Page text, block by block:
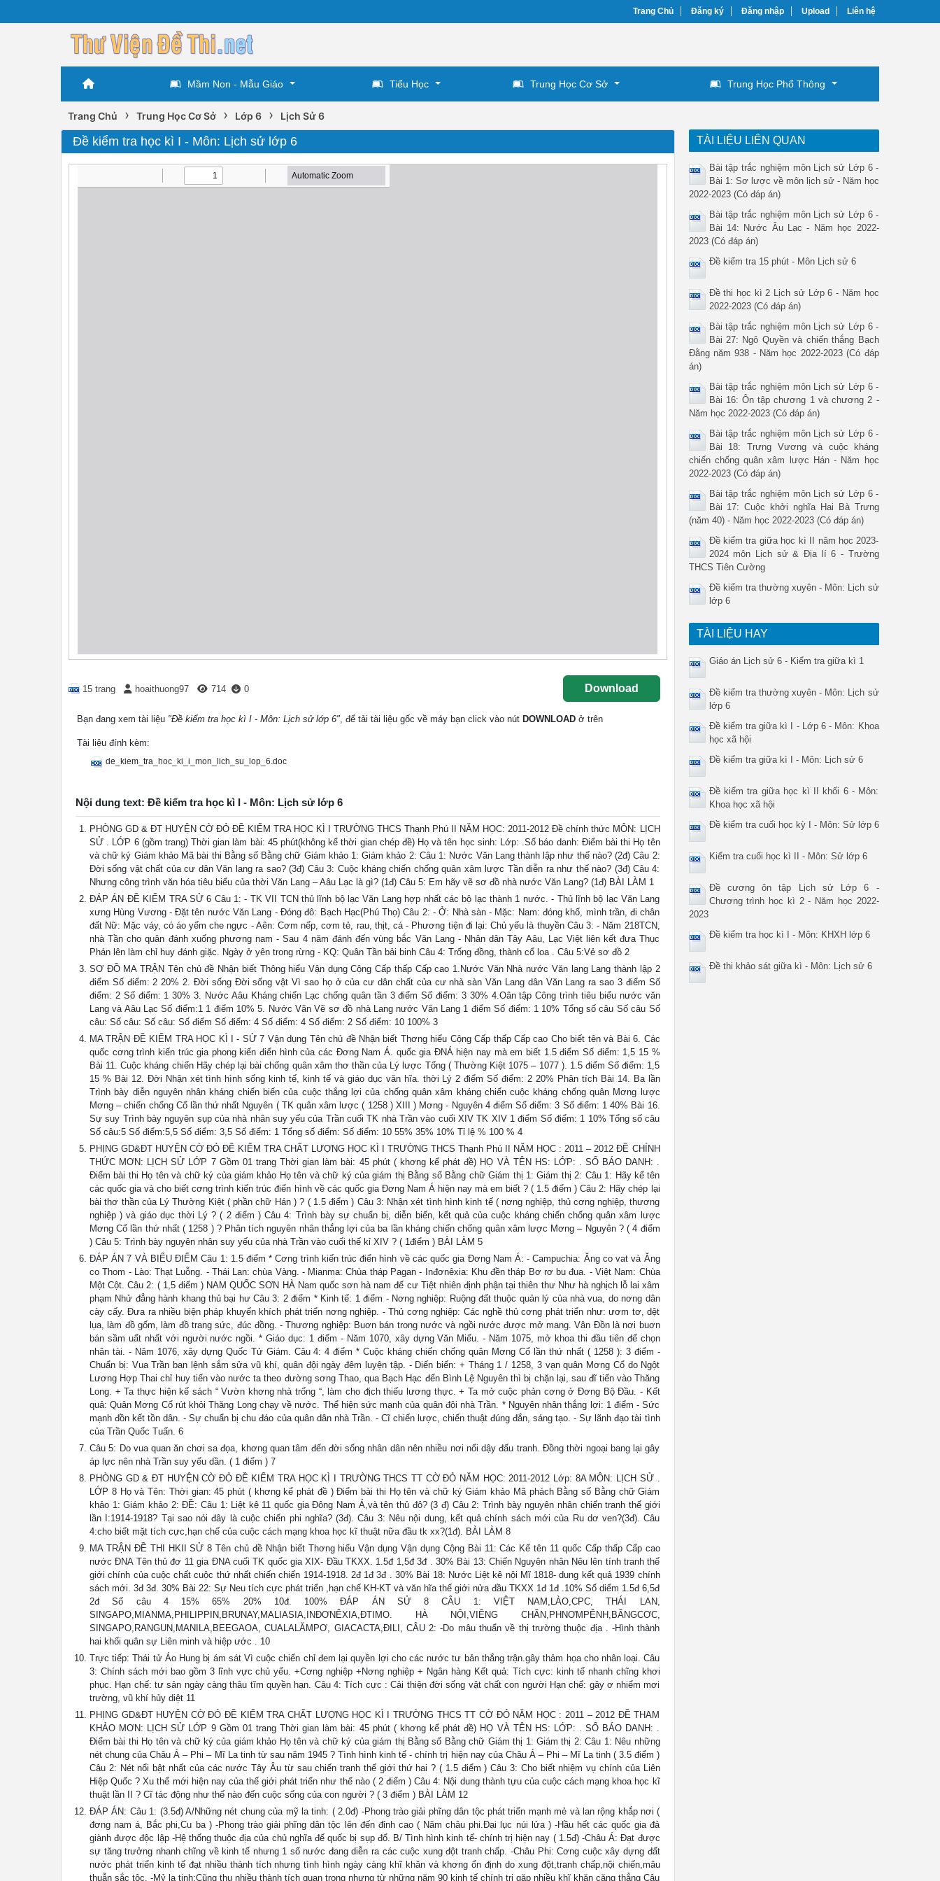
Trang Chủ Đăng ký Đăng nhập Upload Liên hệ
Mầm Non - Mẫu Giáo Tiểu Học Trung Học Cơ Sở Trung Học Phổ Thông
Trang Chủ › Trung Học Cơ Sở › Lớp 6 › Lịch Sử 6
Đề kiểm tra học kì I - Môn: Lịch sử lớp 6
15 trang hoaithuong97 714 0 Download
Bạn đang xem tài liệu "Đề kiểm tra học kì I - Môn: Lịch sử lớp 6", để tải tài liệu gốc về máy bạn click vào nút DOWNLOAD ở trên
Tài liệu đính kèm:
de_kiem_tra_hoc_ki_i_mon_lich_su_lop_6.doc
Nội dung text: Đề kiểm tra học kì I - Môn: Lịch sử lớp 6
PHÒNG GD & ĐT HUYỆN CỜ ĐỎ ĐỀ KIỂM TRA HỌC KÌ I TRƯỜNG THCS Thạnh Phú II NĂM HỌC: 2011-2012 Đề chính thức MÔN: LỊCH
SỬ . LỚP 6 (gồm trang) Thời gian làm bài: 45 phút(không kể thời gian chép đề) Họ và tên học sinh: Lớp: .Số báo danh: Điểm bài thi Họ tên
và chữ ký Giám khảo Mã bài thi Bằng số Bằng chữ Giám khảo 1: Giám khảo 2: Câu 1: Nước Văn Lang thành lập như thế nào? (2đ) Câu 2:
Đời sống vật chất của cư dân Văn lang ra sao? (3đ) Câu 3: Cuộc kháng chiến chống quân xâm lược Tần diễn ra như thế nào? (3đ) Câu 4:
Nhưng công trình văn hóa tiêu biểu của thời Văn Lang – Aâu Lạc là gì? (1đ) Câu 5: Em hãy vẽ sơ đồ nhà nước Văn Lang? (1đ) BÀI LÀM 1
ĐÁP ÁN ĐỀ KIỂM TRA SỬ 6 Câu 1: - TK VII TCN thủ lĩnh bộ lạc Văn Lang hợp nhất các bộ lạc thành 1 nước. - Thủ lĩnh bộ lạc Văn Lang
xưng Hùng Vương - Đặt tên nước Văn Lang - Đóng đô: Bạch Hạc(Phú Thọ) Câu 2: - Ở: Nhà sàn - Mặc: Nam: đóng khố, mình trần, đi chân
đất Nữ: Mặc váy, có áo yếm che ngực - Aên: Cơm nếp, cơm tẻ, rau, thịt, cá - Phương tiện đi lại: Chủ yếu là thuyền Câu 3: - Năm 218TCN,
nhà Tần cho quân đánh xuống phương nam - Sau 4 năm đánh đến vùng bắc Văn Lang - Nhân dân Tây Aâu, Lạc Việt liên kết đưa Thục
Phán lên làm chỉ huy đánh giặc. Ngày ở yên trong rừng - KQ: Quân Tần bải binh Câu 4: Trống đồng, thành cổ loa . Câu 5:Vẻ sơ đồ 2
SƠ ĐỒ MA TRẬN Tên chủ đề Nhận biết Thông hiểu Vận dụng Cộng Cấp thấp Cấp cao 1.Nước Văn Nhà nước Văn lang Lang thành lập 2
điểm Số điểm: 2 20% 2. Đời sống Đời sống vật Vì sao họ ở của cư dân chất của cư nhà sàn Văn Lang dân Văn Lang ra sao 3 điểm Số
điểm: 2 Số điểm: 1 30% 3. Nước Aâu Kháng chiến Lạc chống quân tần 3 điểm Số điểm: 3 30% 4.Oân tập Công trình tiêu biểu nước văn
Lang và Aâu Lạc Số điểm:1 1 điểm 10% 5. Nước Văn Vẽ sơ đồ nhà Lang nước Văn Lang 1 điểm Số điểm: 1 10% Tổng số câu Số câu Số
câu: Số câu: Số câu: Số điểm Số điểm: 4 Số điểm: 4 Số điểm: 2 Số điểm: 10 100% 3
MA TRẬN ĐỀ KIỂM TRA HỌC KÌ I - SỬ 7 Vận dụng Tên chủ đề Nhận biết Thơng hiểu Cộng Cấp thấp Cấp cao Cho biết tên và Bài 6. Các
quốc cơng trình kiến trúc gia phong kiến điển hình của các Đơng Nam Á. quốc gia ĐNÁ hiện nay mà em biết 1.5 điểm Số điểm: 1,5 15 %
Bài 11. Cuộc kháng chiến Hãy chép lại bài chống quân xâm thơ thần của Lý lược Tống ( Thường Kiệt 1075 – 1077 ). 1.5 điểm Số điểm: 1,5
15 % Bài 12. Đời Nhận xét tình hình sống kinh tế, kinh tế và giáo dục văn hĩa. thời Lý 2 điểm Số điểm: 2 20% Phân tích Bài 14. Ba lần
Trình bày diễn nguyên nhân kháng chiến biến của cuộc thắng lợi của chống quân xâm kháng chiến cuộc kháng chống quân Mơng lược
Mơng – chiến chống Cổ lần thứ nhất Nguyên ( TK quân xâm lược ( 1258 ) XIII ) Mơng - Nguyên 4 điểm Số điểm: 3 Số điểm: 1 40% Bài 16.
Sự suy Trình bày nguyên sụp của nhà nhân suy yếu của Trần cuối TK nhà Trần vào cuối XIV TK XIV 1 điểm Số điểm: 1 10% Tổng số câu
Số câu:5 Số điểm:5,5 Số điểm: 3,5 Số điểm: 1 Tổng số điểm: Số điểm: 10 55% 35% 10% Tỉ lệ % 100 % 4
PHỊNG GD&ĐT HUYỆN CỜ ĐỎ ĐỀ KIỂM TRA CHẤT LƯỢNG HỌC KÌ I TRƯỜNG THCS Thạnh Phú II NĂM HỌC : 2011 – 2012 ĐỀ CHÍNH
THỨC MƠN: LỊCH SỬ LỚP 7 Gồm 01 trang Thời gian làm bài: 45 phút ( khơng kể phát đề) HỌ VÀ TÊN HS: LỚP: . SỐ BÁO DANH: .
Điểm bài thi Họ tên và chữ ký của giám khảo Họ tên và chữ ký của giám thị Bằng số Bằng chữ Giám thị 1: Giám thị 2: Câu 1: Hãy kể tên
các quốc gia và cho biết cơng trình kiến trúc điển hình về các quốc gia Đơng Nam Á hiện nay mà em biết ? ( 1.5 điểm ) Câu 2: Hãy chép lại
bài thơ thần của Lý Thường Kiệt ( phần chữ Hán ) ? ( 1.5 điểm ) Câu 3: Nhận xét tình hình kinh tế ( nơng nghiệp, thủ cơng nghiệp, thương
nghiệp ) và giáo dục thời Lý ? ( 2 điểm ) Câu 4: Trình bày sự chuẩn bị, diễn biến, kết quả của cuộc kháng chiến chống quân xâm lược
Mơng Cổ lần thứ nhất ( 1258 ) ? Phân tích nguyên nhân thắng lợi của ba lần kháng chiến chống quân xâm lược Mơng – Nguyên ? ( 4 điểm
) Câu 5: Trình bày nguyên nhân suy yếu của nhà Trần vào cuối thế kỉ XIV ? ( 1điểm ) BÀI LÀM 5
ĐÁP ÁN 7 VÀ BIỂU ĐIỂM Câu 1: 1.5 điểm * Cơng trình kiến trúc điển hình về các quốc gia Đơng Nam Á: - Campuchia: Ăng co vat và Ăng
co Thom - Lào: Thạt Luỗng. - Thái Lan: chùa Vàng. - Mianma: Chùa tháp Pagan - Inđơnêxia: Khu đền tháp Bơ rơ bu đua. - Việt Nam: Chùa
Một Cột. Câu 2: ( 1,5 điểm ) NAM QUỐC SƠN HÀ Nam quốc sơn hà nam đế cư Tiệt nhiên định phận tại thiên thư Như hà nghịch lỗ lai xâm
phạm Nhử đẳng hành khang thủ bại hư Câu 3: 2 điểm * Kinh tế: 1 điểm - Nơng nghiệp: Ruộng đất thuộc quản lý của nhà vua, do nơng dân
cày cấy. Đưa ra nhiều biện pháp khuyến khích phát triển nơng nghiệp. - Thủ cơng nghiệp: Các nghề thủ cơng phát triển như: ươm tơ, dệt
lụa, làm đồ gốm, làm đồ trang sức, đúc đồng. - Thương nghiệp: Buơn bán trong nước và ngồi nước được mở mang. Vân Đồn là nơi buơn
bán sầm uất nhất với người nước ngồi. * Giáo dục: 1 điểm - Năm 1070, xây dựng Văn Miếu. - Năm 1075, mở khoa thi đầu tiên để chọn
nhân tài. - Năm 1076, xây dựng Quốc Tử Giám. Câu 4: 4 điểm * Cuộc kháng chiến chống quân Mơng Cổ lần thứ nhất ( 1258 ): 3 điểm -
Chuẩn bị: Vua Trần ban lệnh sắm sửa vũ khí, quân đội ngày đêm luyện tập. - Diến biến: + Tháng 1 / 1258, 3 vạn quân Mơng Cổ do Ngột
Lương Hợp Thai chỉ huy tiến vào nước ta theo đường sơng Thao, qua Bạch Hạc đến Bình Lệ Nguyên thì bị chặn lại, sau đĩ tiến vào Thăng
Long. + Ta thực hiện kế sách “ Vườn khơng nhà trống “, làm cho địch thiếu lương thực. + Ta mở cuộc phản cơng ở Đơng Bộ Đầu. - Kết
quả: Quân Mơng Cổ rút khỏi Thăng Long chạy về nước. Thể hiện sức mạnh của quân đội nhà Trần. * Nguyên nhân thắng lợi: 1 điểm - Sức
mạnh đồn kết tồn dân. - Sự chuẩn bị chu đáo của quân dân nhà Trần. - Cĩ chiến lược, chiến thuật đúng đắn, sáng tạo. - Sự lãnh đạo tài tình
của Trần Quốc Tuấn. 6
Câu 5: Do vua quan ăn chơi sa đọa, khơng quan tâm đến đời sống nhân dân nên nhiều nơi nổi dậy đấu tranh. Đồng thời ngoại bang lại gây
áp lực nên nhà Trần suy yếu dần. ( 1 điểm ) 7
PHÒNG GD & ĐT HUYỆN CỜ ĐỎ ĐỀ KIỂM TRA HỌC KÌ I TRƯỜNG THCS TT CỜ ĐỎ NĂM HỌC: 2011-2012 Lớp: 8A MÔN: LỊCH SỬ .
LỚP 8 Họ và Tên: Thời gian: 45 phút ( khơng kể phát đề ) Điểm bài thi Họ tên và chữ ký Giám khảo Mã phách Bằng số Bằng chữ Giám
khảo 1: Giám khảo 2: ĐỀ: Câu 1: Liệt kê 11 quốc gia Đông Nam Á,và tên thủ đô? (3 đ) Câu 2: Trình bày nguyên nhân chiến tranh thế giới
lần I:1914-1918? Tại sao nói đây là cuộc chiến phi nghĩa? (3đ). Câu 3: Nêu nội dung, kết quả chính sách mới của Ru dơ ven?(3đ). Câu
4:cho biết mặt tích cực,hạn chế của cuộc cách mạng khoa học kĩ thuật nữa đầu tk xx?(1đ). BÀI LÀM 8
MA TRẬN ĐỀ THI HKII SỬ 8 Tên chủ đề Nhận biết Thơng hiểu Vận dụng Vận dụng Cộng Bài 11: Các Kể tên 11 quốc Cấp thấp Cấp cao
nước ĐNA Tên thủ đơ 11 gia ĐNA cuối TK quốc gia XIX- Đầu TKXX. 1.5đ 1,5đ 3đ . 30% Bài 13: Chiến Nguyên nhân Nêu lên tính tranh thế
giới chính của cuộc chất cuộc thứ nhất chiến chiến 1914-1918. 2đ 1đ 3đ . 30% Bài 18: Nước Liệt kê nội Mĩ 1818- dung kết quả 1939 chính
sách mới. 3đ 3đ. 30% Bài 22: Sự Neu tích cực phát triển ,hạn chế KH-KT và văn hĩa thế giới nửa đầu TKXX 1đ 1đ .10% Số diểm 1.5đ 6,5đ
2đ Số câu 4 15% 65% 20% 10đ. 100% ĐÁP ÁN SỬ 8 CÂU 1: VIỆT NAM,LÀO,CPC, THÁI LAN,
SINGAPO,MIANMA,PHILIPPIN,BRUNAY,MALIASIA,INĐƠNÊXIA,ĐTIMO. HÀ NỘI,VIÊNG CHĂN,PHNƠMPÊNH,BĂNGCƠC,
SINGAPO,RANGUN,MANILA,BEEGAOA, CUALALĂMPƠ, GIACACTA,ĐILI, CÂU 2: -Do mâu thuẩn về thị trường thuộc địa . -Hình thành
hai khối quân sự Liên minh và hiệp ước . 10
Trực tiếp: Thái tử Áo Hung bị ám sát Vì cuộc chiến chỉ đem lại quyền lợi cho các nước tư bản thắng trận.gây thảm họa cho nhân loại. Câu
3: Chính sách mới bao gồm 3 lĩnh vực chủ yếu. +Cơng nghiệp +Nơng nghiệp + Ngân hàng Kết quả: Tích cực: kinh tế nhanh chĩng khơi
phục. Hạn chế: tư sản ngày càng thâu tĩm quyền hạn. Câu 4: Tích cực : Cải thiện đời sống vật chất con người Hạn chế: gây ơ nhiểm mơi
trường, vũ khí hủy diệt 11
PHỊNG GD&ĐT HUYỆN CỜ ĐỎ ĐỀ KIỂM TRA CHẤT LƯỢNG HỌC KÌ I TRƯỜNG THCS TT CỜ ĐỎ NĂM HỌC : 2011 – 2012 ĐỀ THAM
KHẢO MƠN: LỊCH SỬ LỚP 9 Gồm 01 trang Thời gian làm bài: 45 phút ( khơng kể phát đề) HỌ VÀ TÊN HS: LỚP: . SỐ BÁO DANH: .
Điểm bài thi Họ tên và chữ ký của giám khảo Họ tên và chữ ký của giám thị Bằng số Bằng chữ Giám thị 1: Giám thị 2: Câu 1: Nêu những
nét chung của Châu Á – Phi – Mĩ La tinh từ sau năm 1945 ? Tình hình kinh tế - chính trị hiện nay của Châu Á – Phi – Mĩ La tinh ( 3.5 điểm )
Câu 2: Nét nổi bật nhất của các nước Tây Âu từ sau chiến tranh thế giới thứ hai ? ( 1.5 điểm ) Câu 3: Cho biết nhiệm vụ chính của Liên
Hiệp Quốc ? Xu thế mới hiện nay của thế giới phát triển như thế nào ( 2 điểm ) Câu 4: Nội dung thành tựu của cuộc cách mạng khoa học kĩ
thuật lần II ? Cĩ tác động như thế nào đến cuộc sống của con người ? ( 3 điểm ) BÀI LÀM 12
ĐÁP ÁN: Câu 1: (3.5đ) A/Những nét chung của mỹ la tinh: ( 2.0đ) -Phong trào giải phĩng dân tộc phát triển mạnh mẻ và lan rộng khắp nơi (
đơng nam á, Bắc phi,Cu ba ) -Phong trào giải phĩng dân tộc lên đến đỉnh cao ( Năm châu phi.Đại lục núi lửa ) -Hầu hết các quốc gia đả
giành được độc lập -Hệ thống thuộc địa của chủ nghĩa đế quốc bị sụp đổ. B/ Tình hình kinh tế- chính trị hiện nay ( 1.5đ) -Châu Á: Đạt được
sự tăng trưởng nhanh chĩng về kinh tế nhưng 1 số nước đang diễn ra các cuộc xung đột tranh chấp. -Châu Phi: Cơng cuộc xây dựng đất
nước phát triển kinh tế đạt nhiều thành tích nhưng tình hình ngày càng khĩ khăn và khơng ổn định do xung đột,tranh chấp,nội chiến,mâu
thuẫn sắc tộc. -Mỷ la tinh:Cũng thu nhiều thành tích quan trọng nhưng từ những năm 90 kinh tế chính trị gặp nhiều khĩ khăn căng thẳng Câu
TÀI LIỆU LIÊN QUAN
Bài tập trắc nghiệm môn Lịch sử Lớp 6 -
Bài 1: Sơ lược về môn lịch sử - Năm học
2022-2023 (Có đáp án)
Bài tập trắc nghiệm môn Lịch sử Lớp 6 -
Bài 14: Nước Âu Lạc - Năm học 2022-
2023 (Có đáp án)
Đề kiểm tra 15 phút - Môn Lịch sử 6
Đề thi học kì 2 Lịch sử Lớp 6 - Năm học
2022-2023 (Có đáp án)
Bài tập trắc nghiệm môn Lịch sử Lớp 6 -
Bài 27: Ngô Quyền và chiến thắng Bạch
Đằng năm 938 - Năm học 2022-2023 (Có đáp
án)
Bài tập trắc nghiệm môn Lịch sử Lớp 6 -
Bài 16: Ôn tập chương 1 và chương 2 -
Năm học 2022-2023 (Có đáp án)
Bài tập trắc nghiệm môn Lịch sử Lớp 6 -
Bài 18: Trưng Vương và cuộc kháng
chiến chống quân xâm lược Hán - Năm học
2022-2023 (Có đáp án)
Bài tập trắc nghiệm môn Lịch sử Lớp 6 -
Bài 17: Cuộc khởi nghĩa Hai Bà Trưng
(năm 40) - Năm học 2022-2023 (Có đáp án)
Đề kiểm tra giữa học kì II năm học 2023-
2024 môn Lịch sử & Địa lí 6 - Trường
THCS Tiên Cường
Đề kiểm tra thường xuyên - Môn: Lịch sử
lớp 6
TÀI LIỆU HAY
Giáo án Lịch sử 6 - Kiểm tra giữa kì 1
Đề kiểm tra thường xuyên - Môn: Lịch sử
lớp 6
Đề kiểm tra giữa kì I - Lớp 6 - Môn: Khoa
học xã hội
Đề kiểm tra giữa kì I - Môn: Lịch sử 6
Đề kiểm tra giữa học kì II khối 6 - Môn:
Khoa học xã hội
Đề kiểm tra cuối học kỳ I - Môn: Sử lớp 6
Kiểm tra cuối học kì II - Môn: Sử lớp 6
Đề cương ôn tập Lịch sử Lớp 6 -
Chương trình học kì 2 - Năm học 2022-
2023
Đề kiểm tra học kì I - Môn: KHXH lớp 6
Đề thi khảo sát giữa kì - Môn: Lịch sử 6